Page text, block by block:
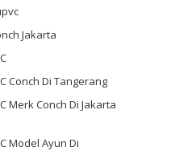
Jakarta
Conch Di Tangerang
Merk Conch Di Jakarta
Model Ayun Di